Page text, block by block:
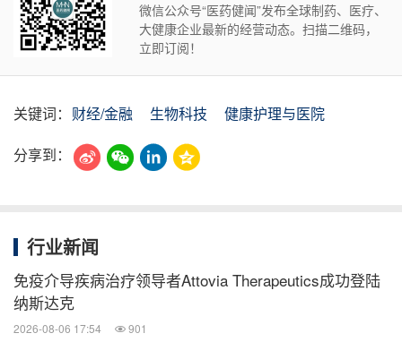
微信公众号“医药健闻”发布全球制药、医疗、
大健康企业最新的经营动态。扫描二维码，
立即订阅！
关键词： 财经/金融 生物科技
健康护理与医院
分享到：
行业新闻
免疫介导疾病治疗领导者Attovia Therapeutics成功登陆
纳斯达克
2026-08-06 17:54 901